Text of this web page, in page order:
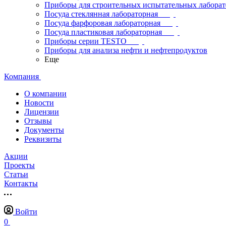
Приборы для строительных испытательных
Посуда стеклянная лабораторная
Посуда фарфоровая лабораторная
Посуда пластиковая лабораторная
Приборы серии TESTO
Приборы для анализа нефти и нефтепродуктов
Еще
Компания
О компании
Новости
Лицензии
Отзывы
Документы
Реквизиты
Акции
Проекты
Статьи
Контакты
Войти
0